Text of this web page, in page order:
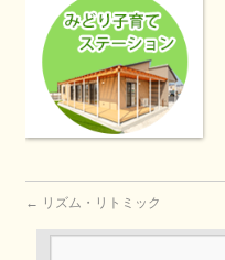
← リズム・リトミック